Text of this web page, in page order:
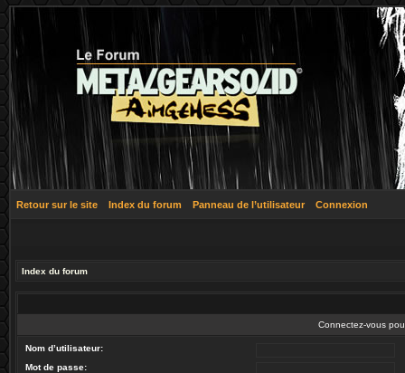
Retour sur le site Index du forum Panneau de l’utilisateur Connexion
Index du forum
Connectez-vous
Nom d’utilisateur:
Mot de passe: